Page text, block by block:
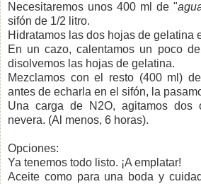
Necesitaremos unos 400 ml de "
sifón de 1/2 litro.
Hidratamos las dos hojas de gelatina
En un cazo, calentamos un poco
disolvemos las hojas de gelatina.
Mezclamos con el resto (400 ml)
antes de echarla en el sifón, la
Una carga de N2O, agitamos
nevera. (Al menos, 6 horas).
Opciones:
Ya tenemos todo listo. ¡A emplatar!
Aceite como para una boda y